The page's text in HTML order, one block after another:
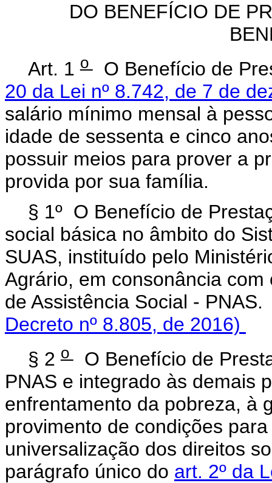
DO BENEFÍCIO DE
Art. 1o O Benefício de
20 da Lei nº 8.742, de 7 de
salário mínimo mensal à
idade de sessenta e cinco
possuir meios para prover a
provida por sua família.
§ 1º O Benefício de
social básica no âmbito do
SUAS, instituído pelo
Agrário, em consonância
de Assistência Social
Decreto nº 8.805, de 2016)
§ 2o O Benefício de
PNAS e integrado às demais
enfrentamento da pobreza, à
provimento de condições
universalização dos direitos
parágrafo único do art. 2º da